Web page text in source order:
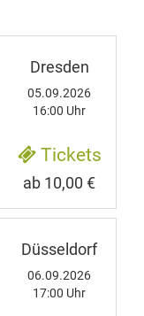
Dresden
05.09.2026
16:00 Uhr
Tickets
ab 10,00 €
Düsseldorf
06.09.2026
17:00 Uhr